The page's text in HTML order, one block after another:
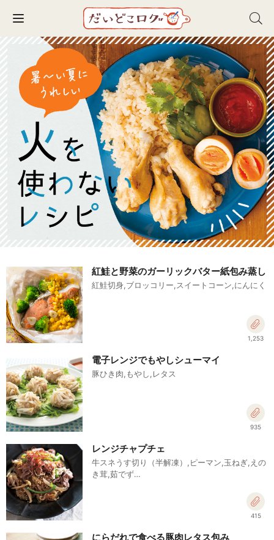
Toggle navigation
紅鮭と野菜のガーリックバター紙包み蒸し
紅鮭切身,ブロッコリー,スイートコーン,にんにく
1,253
電子レンジでもやしシューマイ
豚ひき肉,もやし,レタス
935
レンジチャプチェ
牛スネうす切り（半解凍）,ピーマン,玉ねぎ,えの
き茸,茹でず…
415
にらだれで食べる豚肉レタス包み